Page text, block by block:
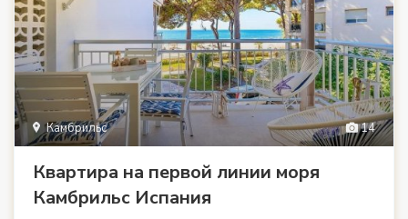
14
Камбрильс
Квартира на первой линии моря
Камбрильс Испания